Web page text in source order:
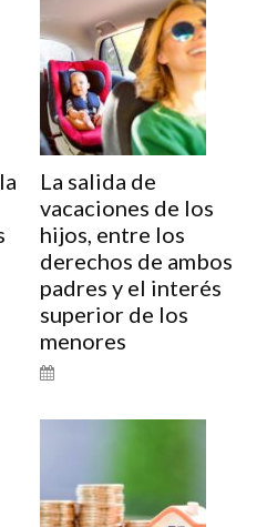
La salida de
vacaciones de los
hijos, entre los
derechos de ambos
padres y el interés
superior de los
menores